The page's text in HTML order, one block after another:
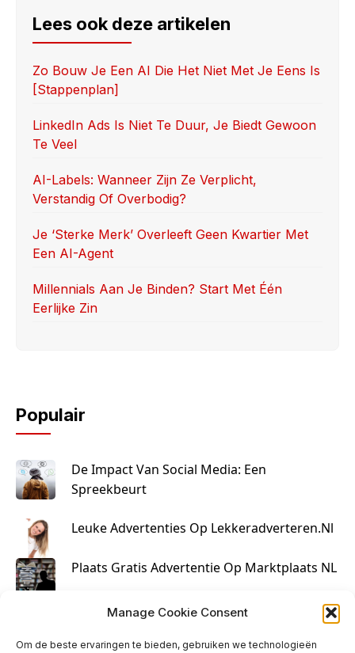
Manage Cookie Consent
Om de beste ervaringen te bieden, gebruiken we technologieën
e
b
o
o
k
o
d
o
n
e
Lees ook deze artikelen
Zo Bouw Je Een AI Die Het Niet Met Je Eens Is
[stappenplan]
LinkedIn Ads Is Niet Te Duur, Je Biedt Gewoon
Te Veel
AI-Labels: Wanneer Zijn Ze Verplicht,
Verstandig Of Overbodig?
Je ‘sterke Merk’ Overleeft Geen Kwartier Met
Een AI-Agent
Millennials Aan Je Binden? Start Met Één
Eerlijke Zin
Populair
De Impact Van Social Media: Een
Spreekbeurt
Leuke Advertenties Op Lekkeradverteren.nl
Plaats Gratis Advertentie Op Marktplaats NL
Kruisbestuiving Voor Succesvolle Marketing